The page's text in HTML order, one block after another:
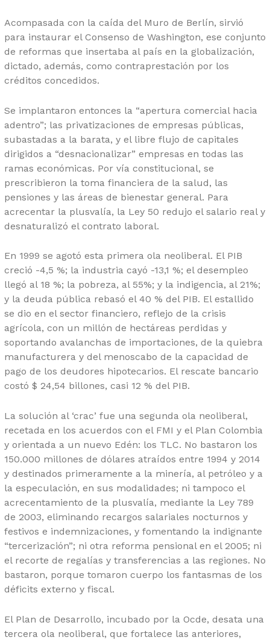
Acompasada con la caída del Muro de Berlín, sirvió
para instaurar el Consenso de Washington, ese conjunto
de reformas que insertaba al país en la globalización,
dictado, además, como contraprestación por los
créditos concedidos.
Se implantaron entonces la “apertura comercial hacia
adentro”; las privatizaciones de empresas públicas,
subastadas a la barata, y el libre flujo de capitales
dirigidos a “desnacionalizar” empresas en todas las
ramas económicas. Por vía constitucional, se
prescribieron la toma financiera de la salud, las
pensiones y las áreas de bienestar general. Para
acrecentar la plusvalía, la Ley 50 redujo el salario real y
desnaturalizó el contrato laboral.
En 1999 se agotó esta primera ola neoliberal. El PIB
creció -4,5 %; la industria cayó -13,1 %; el desempleo
llegó al 18 %; la pobreza, al 55%; y la indigencia, al 21%;
y la deuda pública rebasó el 40 % del PIB. El estallido
se dio en el sector financiero, reflejo de la crisis
agrícola, con un millón de hectáreas perdidas y
soportando avalanchas de importaciones, de la quiebra
manufacturera y del menoscabo de la capacidad de
pago de los deudores hipotecarios. El rescate bancario
costó $ 24,54 billones, casi 12 % del PIB.
La solución al ‘crac’ fue una segunda ola neoliberal,
recetada en los acuerdos con el FMI y el Plan Colombia
y orientada a un nuevo Edén: los TLC. No bastaron los
150.000 millones de dólares atraídos entre 1994 y 2014
y destinados primeramente a la minería, al petróleo y a
la especulación, en sus modalidades; ni tampoco el
acrecentamiento de la plusvalía, mediante la Ley 789
de 2003, eliminando recargos salariales nocturnos y
festivos e indemnizaciones, y fomentando la indignante
“tercerización”; ni otra reforma pensional en el 2005; ni
el recorte de regalías y transferencias a las regiones. No
bastaron, porque tomaron cuerpo los fantasmas de los
déficits externo y fiscal.
El Plan de Desarrollo, incubado por la Ocde, desata una
tercera ola neoliberal, que fortalece las anteriores,